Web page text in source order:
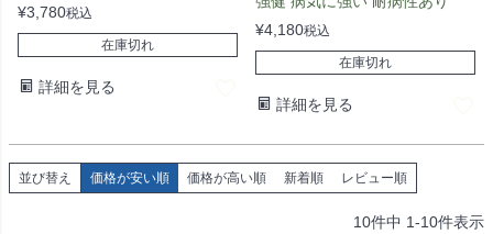
¥3,780税込
在庫切れ
詳細を見る
¥4,180税込
在庫切れ
詳細を見る
並び替え 価格が安い順 価格が高い順 新着順 レビュー順
10件中 1-10件表示